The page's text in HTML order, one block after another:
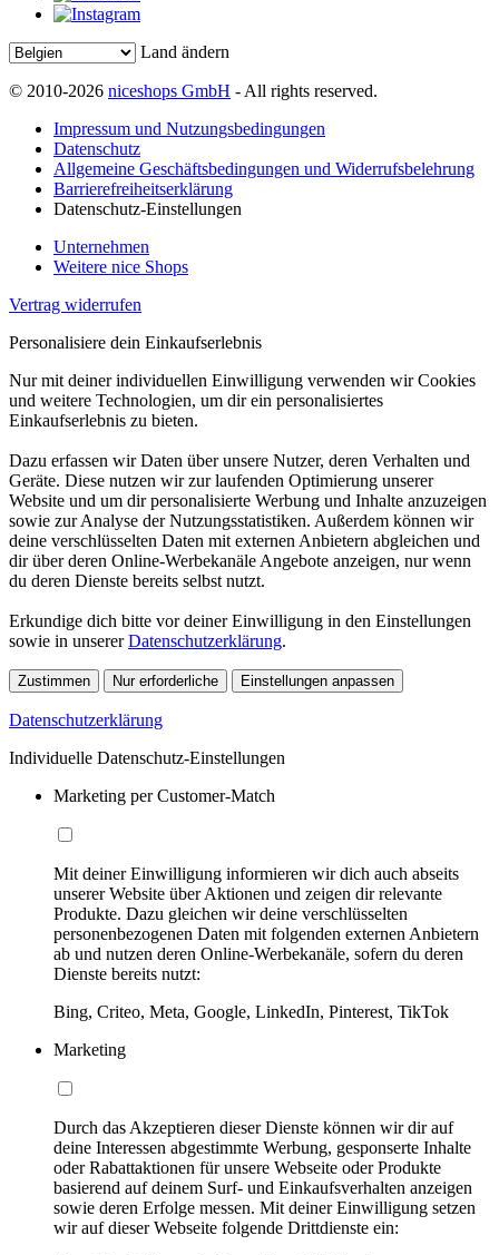
Land ändern
© 2010-2026 niceshops GmbH - All rights reserved.
Impressum und Nutzungsbedingungen
Datenschutz
Allgemeine Geschäftsbedingungen und Widerrufsbelehrung
Barrierefreiheitserklärung
Datenschutz-Einstellungen
Unternehmen
Weitere nice Shops
Vertrag widerrufen
Personalisiere dein Einkaufserlebnis
Nur mit deiner individuellen Einwilligung verwenden wir Cookies
und weitere Technologien, um dir ein personalisiertes
Einkaufserlebnis zu bieten.
Dazu erfassen wir Daten über unsere Nutzer, deren Verhalten und
Geräte. Diese nutzen wir zur laufenden Optimierung unserer
Website und um dir personalisierte Werbung und Inhalte anzuzeigen
sowie zur Analyse der Nutzungsstatistiken. Außerdem können wir
deine verschlüsselten Daten mit externen Anbietern abgleichen und
dir über deren Online-Werbekanäle Angebote anzeigen, nur wenn
du deren Dienste bereits selbst nutzt.
Erkundige dich bitte vor deiner Einwilligung in den Einstellungen
sowie in unsererDatenschutzerklärung.
Zustimmen Nur erforderliche Einstellungen anpassen
Datenschutzerklärung
Individuelle Datenschutz-Einstellungen
Marketing per Customer-Match
Mit deiner Einwilligung informieren wir dich auch abseits
unserer Website über Aktionen und zeigen dir relevante
Produkte. Dazu gleichen wir deine verschlüsselten
personenbezogenen Daten mit folgenden externen Anbietern
ab und nutzen deren Online-Werbekanäle, sofern du deren
Dienste bereits nutzt:
Bing, Criteo, Meta, Google, LinkedIn, Pinterest, TikTok
Marketing
Durch das Akzeptieren dieser Dienste können wir dir auf
deine Interessen abgestimmte Werbung, gesponserte Inhalte
oder Rabattaktionen für unsere Webseite oder Produkte
basierend auf deinem Surf- und Einkaufsverhalten anzeigen
sowie deren Erfolge messen. Mit deiner Einwilligung setzen
wir auf dieser Webseite folgende Drittdienste ein: